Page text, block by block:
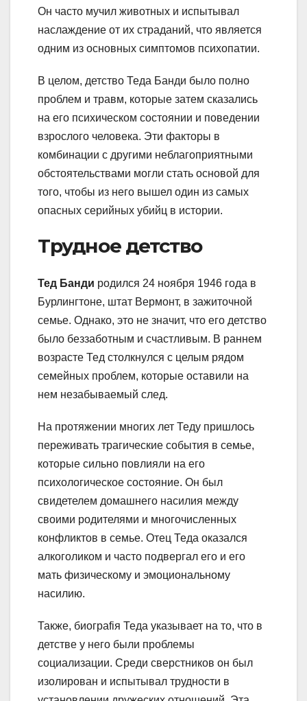
Он часто мучил животных и испытывал
наслаждение от их страданий, что является
одним из основных симптомов психопатии.
В целом, детство Теда Банди было полно
проблем и травм, которые затем сказались
на его психическом состоянии и поведении
взрослого человека. Эти факторы в
комбинации с другими неблагоприятными
обстоятельствами могли стать основой для
того, чтобы из него вышел один из самых
опасных серийных убийц в истории.
Трудное детство
Тед Банди родился 24 ноября 1946 года в
Бурлингтоне, штат Вермонт, в зажиточной
семье. Однако, это не значит, что его детство
было беззаботным и счастливым. В раннем
возрасте Тед столкнулся с целым рядом
семейных проблем, которые оставили на
нем незабываемый след.
На протяжении многих лет Теду пришлось
переживать трагические события в семье,
которые сильно повлияли на его
психологическое состояние. Он был
свидетелем домашнего насилия между
своими родителями и многочисленных
конфликтов в семье. Отец Теда оказался
алкоголиком и часто подвергал его и его
мать физическому и эмоциональному
насилию.
Также, биограfiя Теда указывает на то, что в
детстве у него были проблемы
социализации. Среди сверстников он был
изолирован и испытывал трудности в